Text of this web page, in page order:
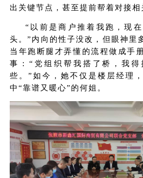
出关键节点，甚至提前帮着对接相
“以前是商户推着我跑，现
头。”内向的性子没改，但眼神里
当年跑断腿才弄懂的流程做成手
事：“党组织帮我搭了桥，我得
些。”如今，她不仅是楼层经理
中“靠谱又暖心”的何姐。